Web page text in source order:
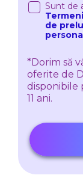
Sunt de
de
*Dorim să
oferite de
disponibile
11 ani.